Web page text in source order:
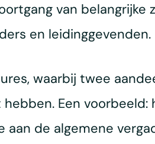
van
en leidinggevenden.
waarbij twee
Een
de algemene